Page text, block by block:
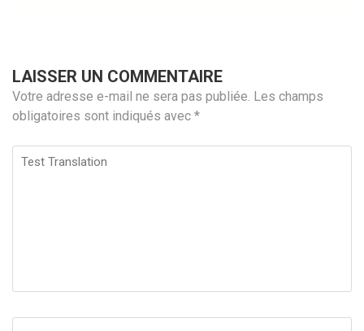
LAISSER UN COMMENTAIRE
Votre adresse e-mail ne sera pas publiée. Les champs
obligatoires sont indiqués avec *
Test